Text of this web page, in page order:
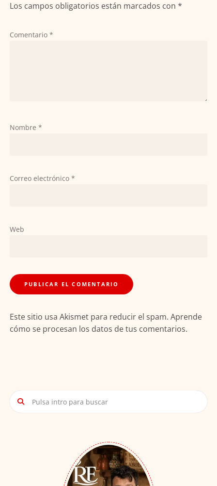
Los campos obligatorios están marcados con *
Comentario *
Nombre *
Correo electrónico *
Web
Este sitio usa Akismet para reducir el spam. Aprende
cómo se procesan los datos de tus comentarios.